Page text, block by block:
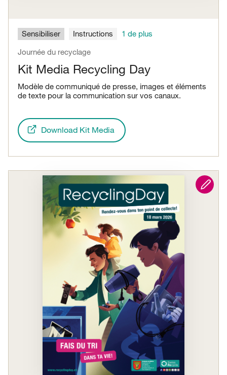
Sensibiliser Instructions
1 de plus
Journée du recyclage
Kit Media Recycling Day
Modèle de communiqué de presse, images et éléments
de texte pour la communication sur vos canaux.
Download Kit Media